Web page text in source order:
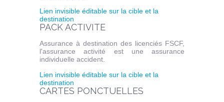
Lien invisible éditable sur la cible et la
destination
PACK ACTIVITE
Assurance à destination des licenciés FSCF,
l'assurance activité est une assurance
individuelle accident.
Lien invisible éditable sur la cible et la
destination
CARTES PONCTUELLES